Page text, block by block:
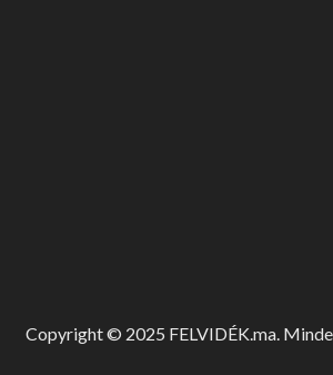
Copyright © 2025 FELVIDÉK.ma.